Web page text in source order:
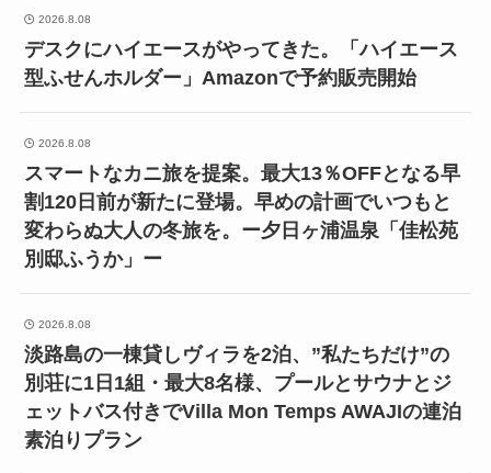
2026.8.08
デスクにハイエースがやってきた。「ハイエース
型ふせんホルダー」Amazonで予約販売開始
2026.8.08
スマートなカニ旅を提案。最大13％OFFとなる早
割120日前が新たに登場。早めの計画でいつもと
変わらぬ大人の冬旅を。ー夕日ヶ浦温泉「佳松苑
別邸ふうか」ー
2026.8.08
淡路島の一棟貸しヴィラを2泊、”私たちだけ”の
別荘に1日1組・最大8名様、プールとサウナとジ
ェットバス付きでVilla Mon Temps AWAJIの連泊
素泊りプラン